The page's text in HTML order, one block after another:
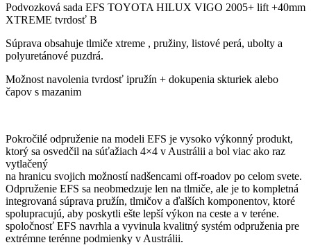
Podvozková sada EFS TOYOTA HILUX VIGO 2005+ lift +40mm
XTREME tvrdosť B
Súprava obsahuje tlmiče xtreme , pružiny, listové perá, ubolty a
polyuretánové puzdrá.
Možnost navolenia tvrdosť ipružín + dokupenia skturiek alebo
čapov s mazanim
Pokročilé odpruženie na modeli EFS je vysoko výkonný produkt,
ktorý sa osvedčil na súťažiach 4×4 v Austrálii a bol viac ako raz
vytlačený
na hranicu svojich možností nadšencami off-roadov po celom svete.
Odpruženie EFS sa neobmedzuje len na tlmiče, ale je to kompletná
integrovaná súprava pružín, tlmičov a ďalších komponentov, ktoré
spolupracujú, aby poskytli ešte lepší výkon na ceste a v teréne.
spoločnosť EFS navrhla a vyvinula kvalitný systém odpruženia pre
extrémne terénne podmienky v Austrálii.